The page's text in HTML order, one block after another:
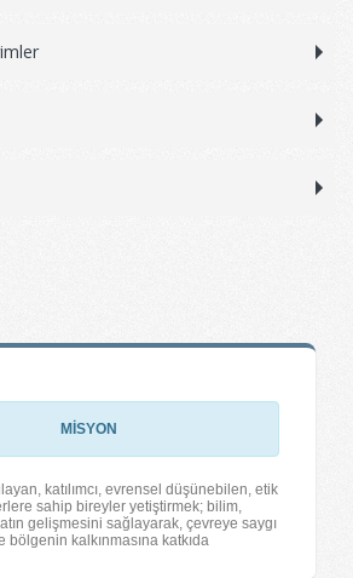
MİSYON
katılımcı, evrensel düşünebilen, etik
sahip bireyler yetiştirmek; bilim,
gelişmesini sağlayarak, çevreye saygı
bölgenin kalkınmasına katkıda